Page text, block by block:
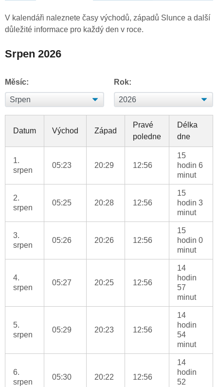
V kalendáři naleznete časy východů, západů Slunce a další
důležité informace pro každý den v roce.
Srpen 2026
Měsíc: Rok:
Datum Východ Západ
Pravé
poledne
Délka
dne
1.
srpen
05:23 20:29 12:56
15
hodin 6
minut
2.
srpen
05:25 20:28 12:56
15
hodin 3
minut
3.
srpen
05:26 20:26 12:56
15
hodin 0
minut
4.
srpen
05:27 20:25 12:56
14
hodin
57
minut
5.
srpen
05:29 20:23 12:56
14
hodin
54
minut
6.
srpen
05:30 20:22 12:56
14
hodin
52